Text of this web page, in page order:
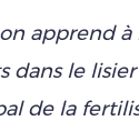
on apprend
dans le
de la